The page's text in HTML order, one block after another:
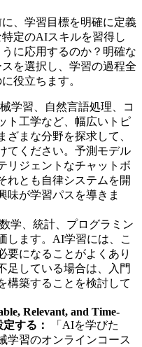
、学習目標を明確に定義
定のAIスキルを習得し
に応用するのか？明確な
を選択し、学習の過程全
役立ちます。
学習、自然言語処理、コ
ト工学など、幅広いトピ
ざまな分野を探求して、
てください。予測モデル
リジェントなチャットボ
れとも自律システムを開
味が学習パスを導きま
数学、統計、プログラミン
します。AI学習には、こ
要になることがよくあり
足している場合は、入門
構築することを検討して
Relevant, and Time-
する：
「AIを学びた
学習のオンラインコース